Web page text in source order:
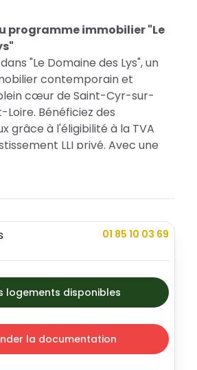
programme immobilier "Le
"Le Domaine des Lys", un
contemporain et
cœur de Saint-Cyr-sur-
Bénéficiez des
grâce à l'éligibilité à la TVA
LLI privé. Avec une
allant du studio au 4
sur-Loire
d'exception établit son
L'environnement de la
sécurité et un excellent cadre
en face. Sa position
donne accès à proximité
et commerces, aux
01 85 10 03 69
logements disponibles
la documentation